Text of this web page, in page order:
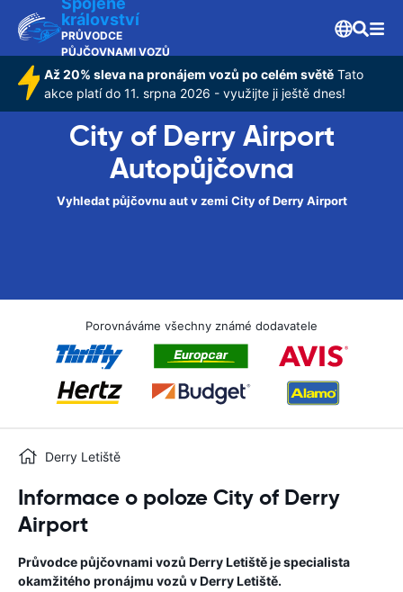
království
PRŮVODCE
PŮJČOVNAMI VOZŮ
Až 20% sleva na pronájem vozů po celém světě Tato
akce platí do 11. srpna 2026 - využijte ji ještě dnes!
City of Derry Airport
Autopůjčovna
Vyhledat půjčovnu aut v zemi City of Derry Airport
Porovnáváme všechny známé dodavatele
Derry Letiště
Informace o poloze City of Derry
Airport
Průvodce půjčovnami vozů Derry Letištěje specialista
okamžitého pronájmu vozů vDerry Letiště.